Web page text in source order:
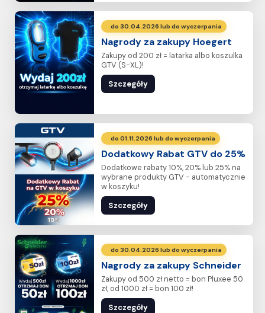
do 30.04.2026 lub do wyczerpania
Nagrody za zakupy Hoegert
Zakupy od 200 zł = latarka albo koszulka
GTV (S-XL)!
Szczegóły
do 01.11.2026 lub do wyczerpania
Dodatkowy Rabat GTV do 25%
Dodatkowe rabaty 10%, 20% lub 25% na
wybrane produkty GTV - automatycznie
w koszyku!
Szczegóły
do 30.04.2026 lub do wyczerpania
Nagrody za zakupy Schneider
Zakupy od 500 zł netto = bon Pluxee 50
zł, od 1000 zł = bon 100 zł!
Szczegóły